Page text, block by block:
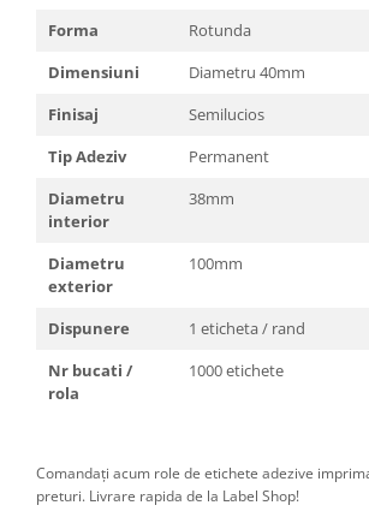
Forma
Rotunda
Dimensiuni
Diametru 40mm
Finisaj
Semilucios
Tip Adeziv
Permanent
Diametru
interior
38mm
Diametru
exterior
100mm
Dispunere
1 eticheta / rand
Nr bucati /
rola
1000 etichete
Comandați acum role de etichete adezive
preturi. Livrare rapida de la Label Shop!